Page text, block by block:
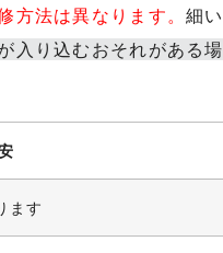
方法は異なります。細い
入り込むおそれがある場
ます